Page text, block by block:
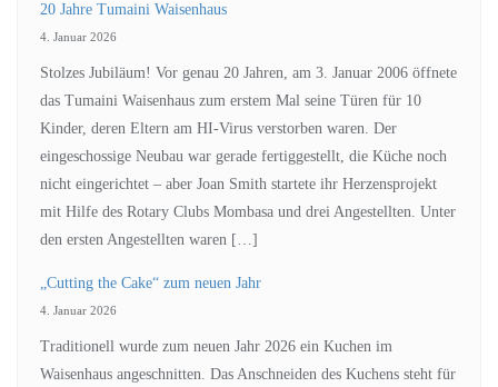
20 Jahre Tumaini Waisenhaus
4. Januar 2026
Stolzes Jubiläum! Vor genau 20 Jahren, am 3. Januar 2006 öffnete
das Tumaini Waisenhaus zum erstem Mal seine Türen für 10
Kinder, deren Eltern am HI-Virus verstorben waren. Der
eingeschossige Neubau war gerade fertiggestellt, die Küche noch
nicht eingerichtet – aber Joan Smith startete ihr Herzensprojekt
mit Hilfe des Rotary Clubs Mombasa und drei Angestellten. Unter
den ersten Angestellten waren […]
„Cutting the Cake“ zum neuen Jahr
4. Januar 2026
Traditionell wurde zum neuen Jahr 2026 ein Kuchen im
Waisenhaus angeschnitten. Das Anschneiden des Kuchens steht für